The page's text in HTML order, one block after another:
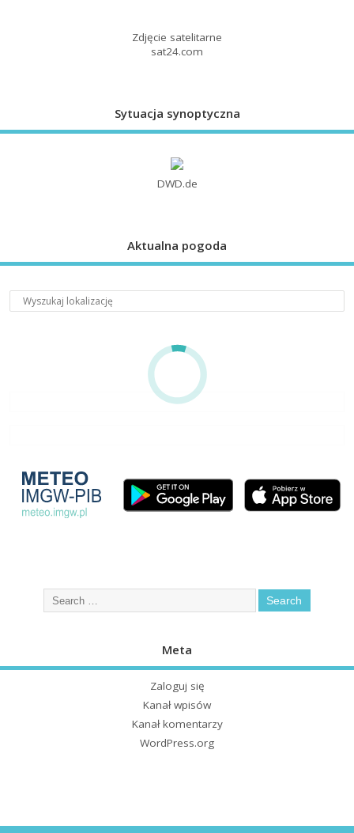
Zdjęcie satelitarne
sat24.com
Sytuacja synoptyczna
DWD.de
Aktualna pogoda
Meta
Zaloguj się
Kanał wpisów
Kanał komentarzy
WordPress.org